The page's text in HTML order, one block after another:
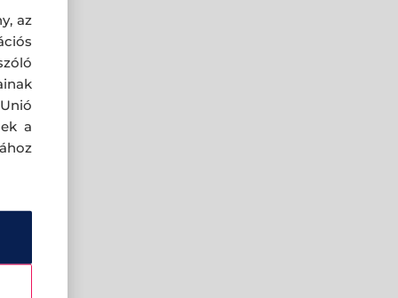
az
a